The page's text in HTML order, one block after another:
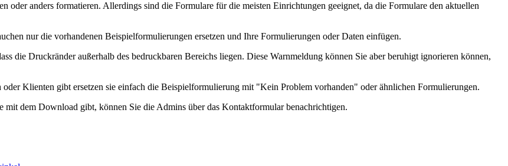
oder anders formatieren. Allerdings sind die Formulare für die meisten Einrichtungen geeignet, da die Formulare den aktuellen
nur die vorhandenen Beispielformulierungen ersetzen und Ihre Formulierungen oder Daten einfügen.
die Druckränder außerhalb des bedruckbaren Bereichs liegen. Diese Warnmeldung können Sie aber beruhigt ignorieren können,
Klienten gibt ersetzen sie einfach die Beispielformulierung mit "Kein Problem vorhanden" oder ähnlichen Formulierungen.
mit dem Download gibt, können Sie die Admins über das Kontaktformular benachrichtigen.